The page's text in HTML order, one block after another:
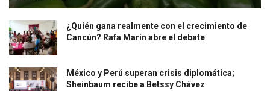
¿Quién gana realmente con el crecimiento de
Cancún? Rafa Marín abre el debate
México y Perú superan crisis diplomática;
Sheinbaum recibe a Betssy Chávez